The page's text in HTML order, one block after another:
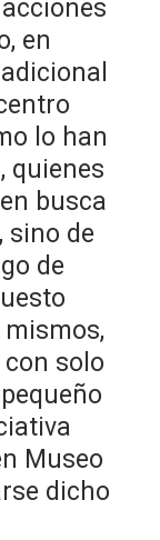
en
lo han
quienes
busca
sino de
de
solo
Museo
dicho